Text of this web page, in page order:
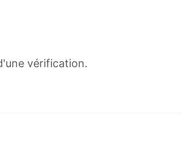
vérification.